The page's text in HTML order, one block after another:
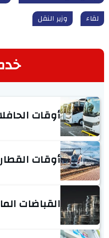
لقاء
وزير النقل
أوقات
أوقات
القباضات